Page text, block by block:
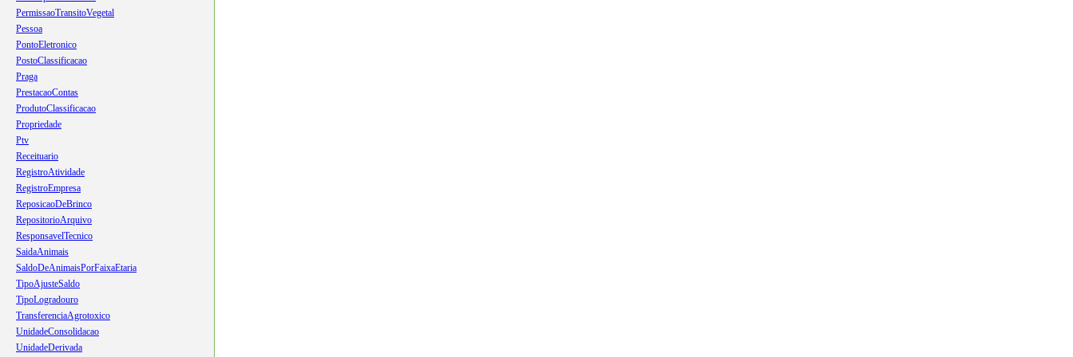
PermissaoTransitoVegetal
Pessoa
PontoEletronico
PostoClassificacao
Praga
PrestacaoContas
ProdutoClassificacao
Propriedade
Ptv
Receituario
RegistroAtividade
RegistroEmpresa
ReposicaoDeBrinco
RepositorioArquivo
ResponsavelTecnico
SaidaAnimais
SaldoDeAnimaisPorFaixaEtaria
TipoAjusteSaldo
TipoLogradouro
TransferenciaAgrotoxico
UnidadeConsolidacao
UnidadeDerivada